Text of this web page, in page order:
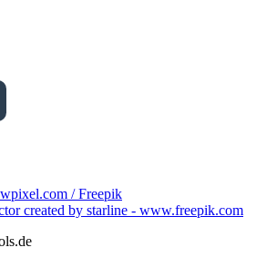
/ Freepik
created by starline - www.freepik.com